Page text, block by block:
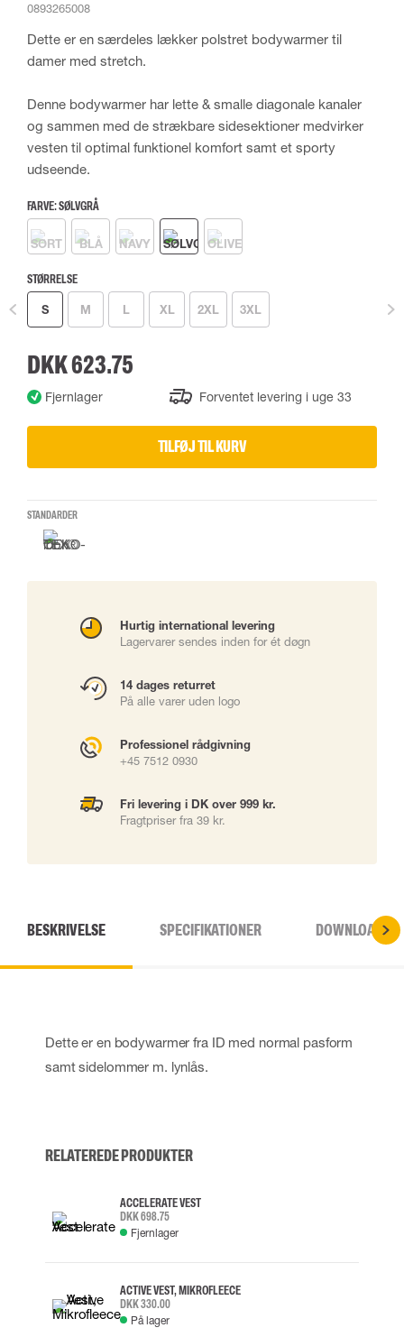
0893265008
Dette er en særdeles lækker polstret bodywarmer til
damer med stretch.
Denne bodywarmer har lette & smalle diagonale kanaler
og sammen med de strækbare sidesektioner medvirker
vesten til optimal funktionel komfort samt et sporty
udseende.
FARVE:SØLVGRÅ
STØRRELSE
S M L XL 2XL 3XL
DKK 623.75
Fjernlager Forventet levering i uge 33
TILFØJ TIL KURV
STANDARDER
Hurtig international levering
Lagervarer sendes inden for ét døgn
14 dages returret
På alle varer uden logo
Professionel rådgivning
+45 7512 0930
Fri levering i DK over 999 kr.
Fragtpriser fra 39 kr.
BESKRIVELSE SPECIFIKATIONER DOWNLOADS
Dette er en bodywarmer fra ID med normal pasform
samt sidelommer m. lynlås.
RELATEREDE PRODUKTER
ACCELERATE VEST
DKK 698.75
Fjernlager
ACTIVE VEST, MIKROFLEECE
DKK 330.00
På lager